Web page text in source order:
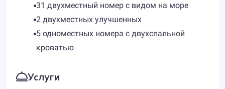
31 двухместный номер с видом на море
2 двухместных улучшенных
5 одноместных номера с двухспальной
кроватью
Услуги